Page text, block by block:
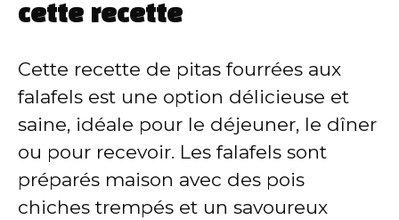
i
d
e
cette recette
Cette recette de pitas fourrées aux
falafels est une option délicieuse et
saine, idéale pour le déjeuner, le dîner
ou pour recevoir. Les falafels sont
préparés maison avec des pois
chiches trempés et un savoureux